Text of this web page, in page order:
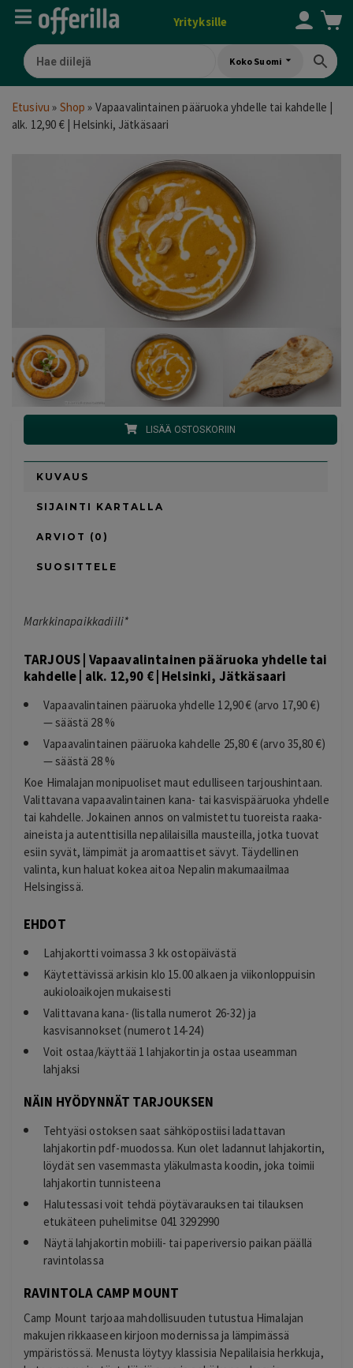
Yrityksille
Koko Suomi
Etusivu » Shop » Vapaavalintainen pääruoka yhdelle tai kahdelle |
alk. 12,90 € | Helsinki, Jätkäsaari
LISÄÄ OSTOSKORIIN
KUVAUS
SIJAINTI KARTALLA
ARVIOT (0)
SUOSITTELE
Markkinapaikkadiili*
TARJOUS | Vapaavalintainen pääruoka yhdelle tai
kahdelle | alk. 12,90 € | Helsinki, Jätkäsaari
Vapaavalintainen pääruoka yhdelle 12,90 € (arvo 17,90 €)
— säästä 28 %
Vapaavalintainen pääruoka kahdelle 25,80 € (arvo 35,80 €)
— säästä 28 %
Koe Himalajan monipuoliset maut edulliseen tarjoushintaan.
Valittavana vapaavalintainen kana- tai kasvispääruoka yhdelle
tai kahdelle. Jokainen annos on valmistettu tuoreista raaka-
aineista ja autenttisilla nepalilaisilla mausteilla, jotka tuovat
esiin syvät, lämpimät ja aromaattiset sävyt. Täydellinen
valinta, kun haluat kokea aitoa Nepalin makumaailmaa
Helsingissä.
EHDOT
Lahjakortti voimassa 3 kk ostopäivästä
Käytettävissä arkisin klo 15.00 alkaen ja viikonloppuisin
aukioloaikojen mukaisesti
Valittavana kana- (listalla numerot 26-32) ja
kasvisannokset (numerot 14-24)
Voit ostaa/käyttää 1 lahjakortin ja ostaa useamman
lahjaksi
NÄIN HYÖDYNNÄT TARJOUKSEN
Tehtyäsi ostoksen saat sähköpostiisi ladattavan
lahjakortin pdf-muodossa. Kun olet ladannut lahjakortin,
löydät sen vasemmasta yläkulmasta koodin, joka toimii
lahjakortin tunnisteena
Halutessasi voit tehdä pöytävarauksen tai tilauksen
etukäteen puhelimitse 041 3292990
Näytä lahjakortin mobiili- tai paperiversio paikan päällä
ravintolassa
RAVINTOLA CAMP MOUNT
Camp Mount tarjoaa mahdollisuuden tutustua Himalajan
makujen rikkaaseen kirjoon modernissa ja lämpimässä
ympäristössä. Menusta löytyy klassisia Nepalilaisia herkkuja,